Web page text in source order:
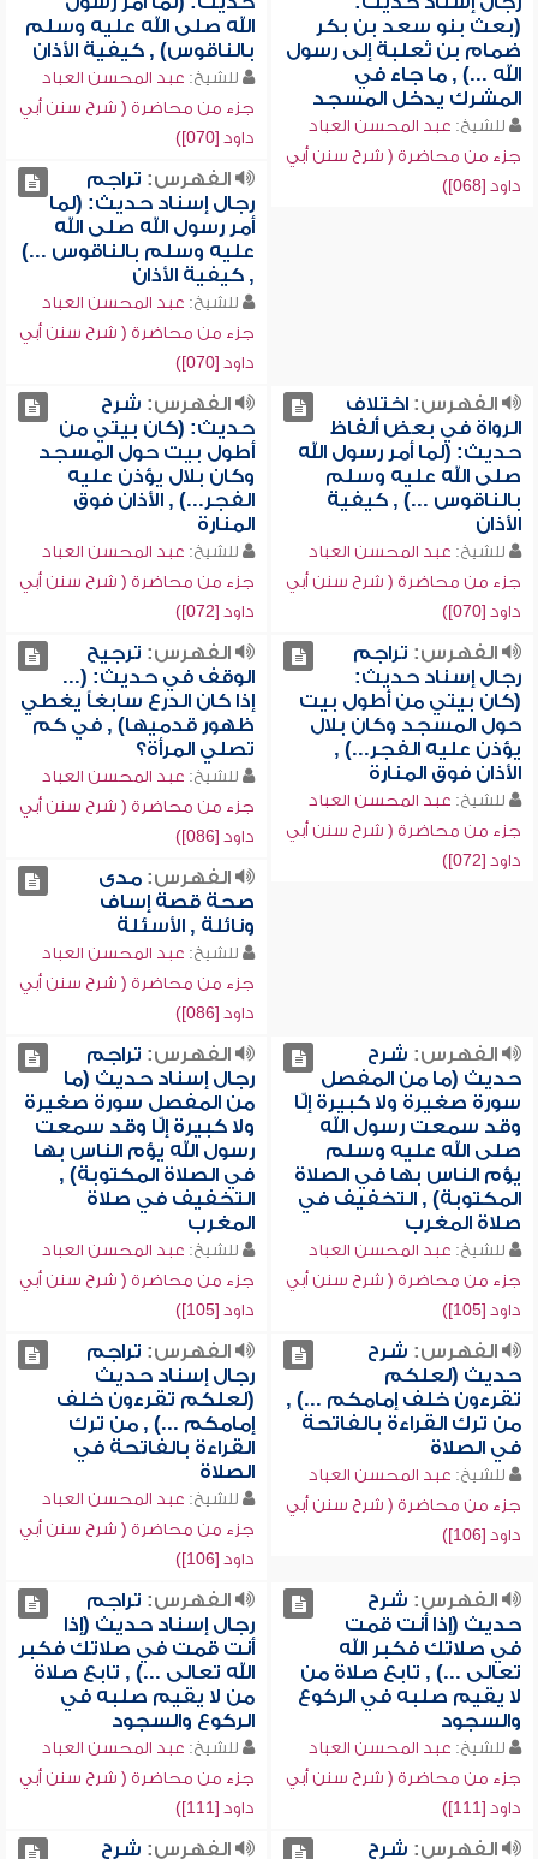
(بعث بنو سعد بن بكر
ضمام بن ثعلبة إلى رسول
الله ...) , ما جاء في
المشرك يدخل المسجد
للشيخ: عبد المحسن العباد
جزء من محاضرة ( شرح سنن أبي
داود [068])
الله صلى الله عليه وسلم
بالناقوس) , كيفية الأذان
للشيخ: عبد المحسن العباد
جزء من محاضرة ( شرح سنن أبي
داود [070])
الفهرس: تراجم
رجال إسناد حديث: (لما
أمر رسول الله صلى الله
عليه وسلم بالناقوس ...)
, كيفية الأذان
للشيخ: عبد المحسن العباد
جزء من محاضرة ( شرح سنن أبي
داود [070])
الفهرس:اختلاف
الرواة في بعض ألفاظ
حديث: (لما أمر رسول الله
صلى الله عليه وسلم
بالناقوس ...) , كيفية
الأذان
للشيخ: عبد المحسن العباد
جزء من محاضرة ( شرح سنن أبي
داود [070])
الفهرس: شرح
حديث: (كان بيتي من
أطول بيت حول المسجد
وكان بلال يؤذن عليه
الفجر...) , الأذان فوق
المنارة
للشيخ: عبد المحسن العباد
جزء من محاضرة ( شرح سنن أبي
داود [072])
الفهرس: تراجم
رجال إسناد حديث:
(كان بيتي من أطول بيت
حول المسجد وكان بلال
يؤذن عليه الفجر...) ,
الأذان فوق المنارة
للشيخ: عبد المحسن العباد
جزء من محاضرة ( شرح سنن أبي
داود [072])
الفهرس: ترجيح
الوقف في حديث: (...
إذا كان الدرع سابغاً يغطي
ظهور قدميها) , في كم
تصلي المرأة؟
للشيخ: عبد المحسن العباد
جزء من محاضرة ( شرح سنن أبي
داود [086])
الفهرس:مدى
صحة قصة إساف
ونائلة , الأسئلة
للشيخ: عبد المحسن العباد
جزء من محاضرة ( شرح سنن أبي
داود [086])
الفهرس: شرح
حديث (ما من المفصل
سورة صغيرة ولا كبيرة إلّا
وقد سمعت رسول الله
صلى الله عليه وسلم
يؤم الناس بها في الصلاة
المكتوبة) , التخفيف في
صلاة المغرب
للشيخ: عبد المحسن العباد
جزء من محاضرة ( شرح سنن أبي
داود [105])
الفهرس: تراجم
رجال إسناد حديث (ما
من المفصل سورة صغيرة
ولا كبيرة إلّا وقد سمعت
رسول الله يؤم الناس بها
في الصلاة المكتوبة) ,
التخفيف في صلاة
المغرب
للشيخ: عبد المحسن العباد
جزء من محاضرة ( شرح سنن أبي
داود [105])
الفهرس: شرح
حديث (لعلكم
تقرءون خلف إمامكم ...) ,
من ترك القراءة بالفاتحة
في الصلاة
للشيخ: عبد المحسن العباد
جزء من محاضرة ( شرح سنن أبي
داود [106])
الفهرس: تراجم
رجال إسناد حديث
(لعلكم تقرءون خلف
إمامكم ...) , من ترك
القراءة بالفاتحة في
الصلاة
للشيخ: عبد المحسن العباد
جزء من محاضرة ( شرح سنن أبي
داود [106])
الفهرس: شرح
حديث (إذا أنت قمت
في صلاتك فكبر الله
تعالى ...) , تابع صلاة من
لا يقيم صلبه في الركوع
والسجود
للشيخ: عبد المحسن العباد
جزء من محاضرة ( شرح سنن أبي
داود [111])
الفهرس: تراجم
رجال إسناد حديث (إذا
أنت قمت في صلاتك فكبر
الله تعالى ...) , تابع صلاة
من لا يقيم صلبه في
الركوع والسجود
للشيخ: عبد المحسن العباد
جزء من محاضرة ( شرح سنن أبي
داود [111])
الفهرس: شرح
الفهرس: شرح